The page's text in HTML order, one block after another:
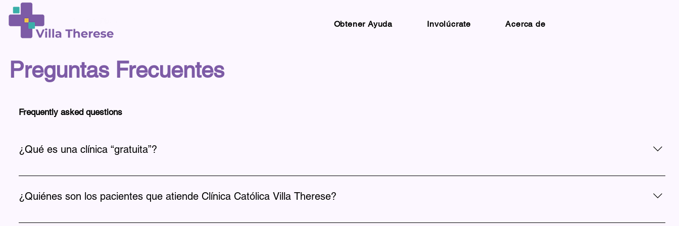
Obtener Ayuda Involúcrate Acerca de
Preguntas Frecuentes
Frequently asked questions
¿Qué es una clínica “gratuita”?
Una clínica gratuita es un centro médico que ofrece atención médica gratuita o a muy bajo costo para personas que tienen poco o ningún seguro. Aunque no cobramos por los
¿Quiénes son los pacientes que atiende Clínica Católica Villa Therese?
Niños sin seguro médico o con seguro insuficiente, desde el nacimiento hasta los dieciocho años de edad. Ofrecemos un servicio limitado a los adultos. Casi el 95 % de nuestros